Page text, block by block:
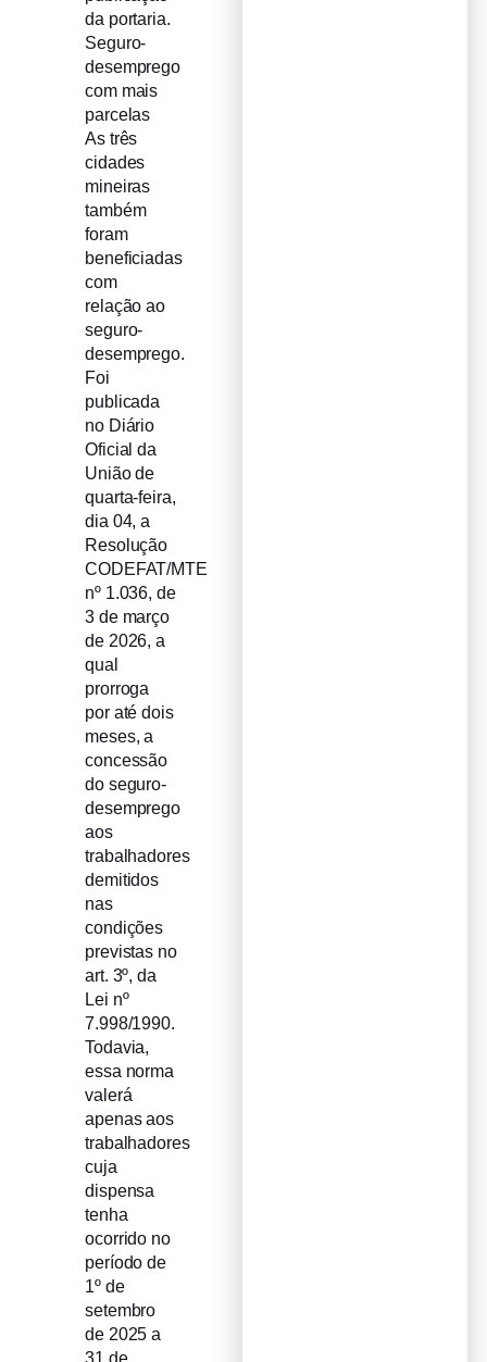
da portaria.
Seguro-
desemprego
com mais
parcelas
As três
cidades
mineiras
também
foram
beneficiadas
com
relação ao
seguro-
desemprego.
Foi
publicada
no Diário
Oficial da
União de
quarta-feira,
dia 04, a
Resolução
CODEFAT/MTE
nº 1.036, de
3 de março
de 2026, a
qual
prorroga
por até dois
meses, a
concessão
do seguro-
desemprego
aos
trabalhadores
demitidos
nas
condições
previstas no
art. 3º, da
Lei nº
7.998/1990.
Todavia,
essa norma
valerá
apenas aos
trabalhadores
cuja
dispensa
tenha
ocorrido no
período de
1º de
setembro
de 2025 a
31 de